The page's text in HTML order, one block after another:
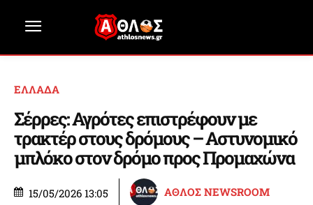
ΕΛΛΑΔΑ
Σέρρες: Αγρότες επιστρέφουν με
τρακτέρ στους δρόμους – Αστυνομικό
μπλόκο στον δρόμο προς Προμαχώνα
15/05/2026 13:05 ΑΘΛΟΣ NEWSROOM